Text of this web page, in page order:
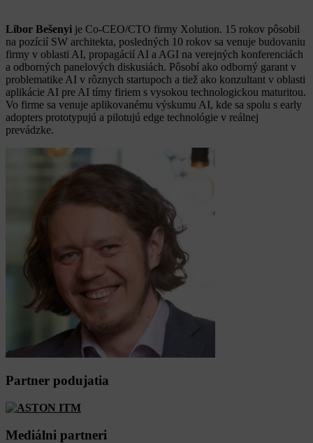
Libor Bešenyi je Co-CEO/CTO firmy Xolution. 15 rokov pôsobil
na pozícií SW architekta, posledných 10 rokov sa venuje budovaniu
firmy v oblasti AI, propagácií AI a AGI na verejných konferenciách
a odborných panelových diskusiách. Pôsobí ako odborný garant v
problematike AI v rôznych startupoch a tiež ako konzultant v oblasti
aplikácie AI pre AI tímy firiem s vysokou technologickou maturitou.
Vo firme sa venuje aplikovanému výskumu AI, kde sa spolu s early
adopters prototypujú a pilotujú edge technológie v reálnej
prevádzke.
Partner podujatia
Mediálni partneri